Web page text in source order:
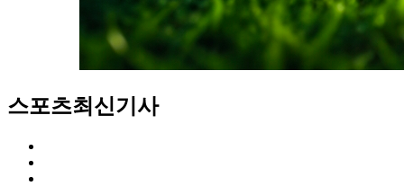
스포츠최신기사